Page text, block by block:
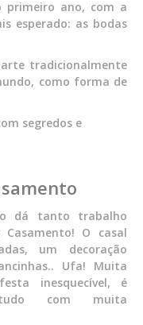
primeiro ano, com a
esperado: as bodas
tradicionalmente
como forma de
segredos e
dá tanto trabalho
O casal
um decoração
Ufa! Muita
inesquecível, é
tudo com muita